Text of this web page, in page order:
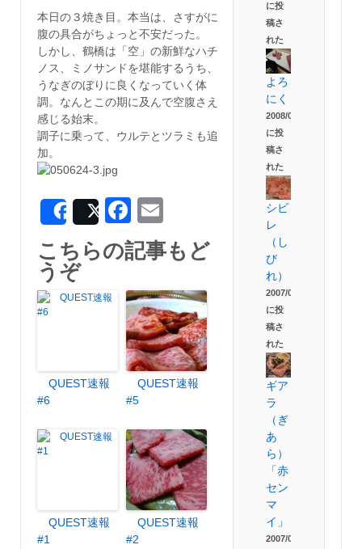
本日の３焼き目。本当は、さすがに
腹の具合がちょっと不安だった。
しかし、鶴橋は「空」の新鮮なハチ
ノス、ミノサンドを堪能するうち、
うなぎのぼりに良くなっていく体
調。なんとこの期に及んで空腹さえ
感じる始末。
調子に乗って、ウルテとツラミも追
加。
SharePostFacebook
こちらの記事もど
うぞ
QUEST速報
#6
QUEST速報
#5
QUEST速報
#1
QUEST速報
#2
に投
稿さ
れた
よろ
にく
2008/04/03
に投
稿さ
れた
シビ
レ
（し
び
れ）
2007/09/02
に投
稿さ
れた
ギア
ラ
（ぎ
あ
ら）
「赤
セン
マ
イ」
2007/09/02